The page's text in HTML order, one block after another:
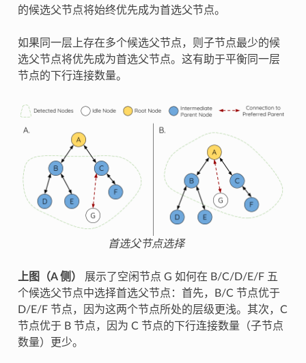
的候选父节点将始终优先成为首选父节点。
如果同一层上存在多个候选父节点，则子节点最少的候
选父节点将优先成为首选父节点。这有助于平衡同一层
节点的下行连接数量。
首选父节点选择
上图（A 侧）
展示了空闲节点 G 如何在 B/C/D/E/F 五
个候选父节点中选择首选父节点：首先，B/C 节点优于
D/E/F 节点，因为这两个节点所处的层级更浅。其次，C
节点优于 B 节点，因为 C 节点的下行连接数量（子节点
数量）更少。